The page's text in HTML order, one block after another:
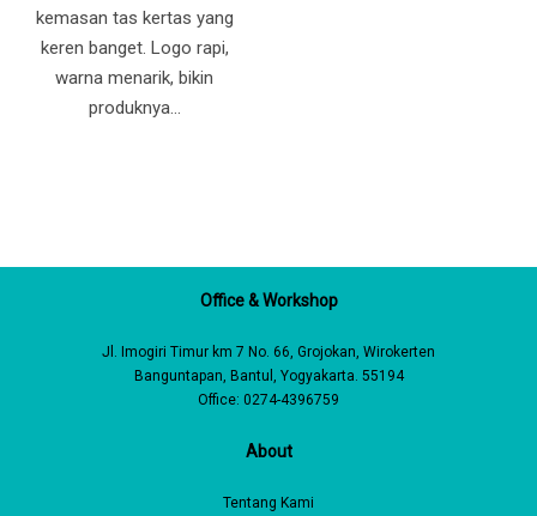
kemasan tas kertas yang
keren banget. Logo rapi,
warna menarik, bikin
produknya…
Office & Workshop
Jl. Imogiri Timur km 7 No. 66, Grojokan, Wirokerten
Banguntapan, Bantul, Yogyakarta. 55194
Office: 0274-4396759
About
Tentang Kami